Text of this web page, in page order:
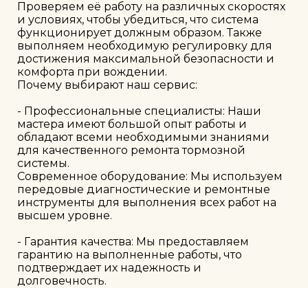
Проверяем её работу на различных скоростях
и условиях, чтобы убедиться, что система
функционирует должным образом. Также
выполняем необходимую регулировку для
достижения максимальной безопасности и
комфорта при вождении.
Почему выбирают наш сервис:
- Профессиональные специалисты: Наши
мастера имеют большой опыт работы и
обладают всеми необходимыми знаниями
для качественного ремонта тормозной
системы.
Современное оборудование: Мы используем
передовые диагностические и ремонтные
инструменты для выполнения всех работ на
высшем уровне.
- Гарантия качества: Мы предоставляем
гарантию на выполненные работы, что
подтверждает их надежность и
долговечность.